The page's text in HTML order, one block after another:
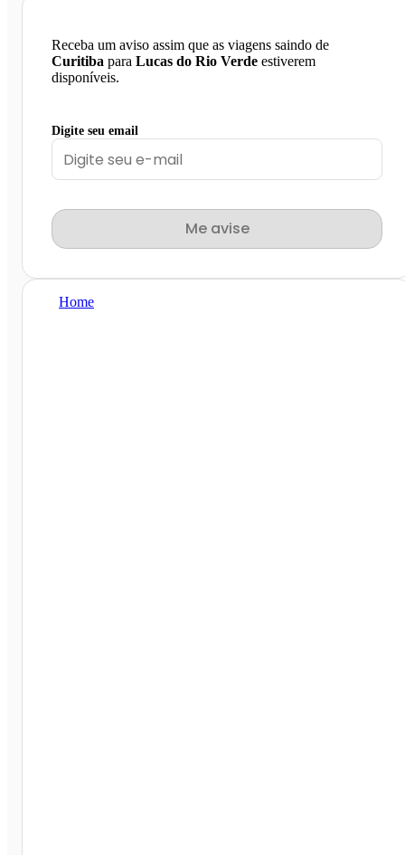
Receba um aviso assim que as viagens saindo de
Curitiba para Lucas do Rio Verde estiverem
disponíveis.
Digite seu email
Me avise
Home